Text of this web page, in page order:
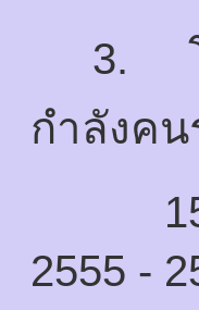
3.
กำลังคน
2555 -